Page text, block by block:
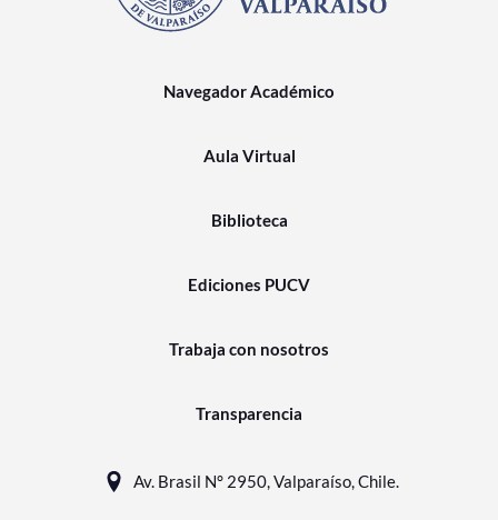
Navegador Académico
Aula Virtual
Biblioteca
Ediciones PUCV
Trabaja con nosotros
Transparencia
Av. Brasil N° 2950, Valparaíso, Chile.